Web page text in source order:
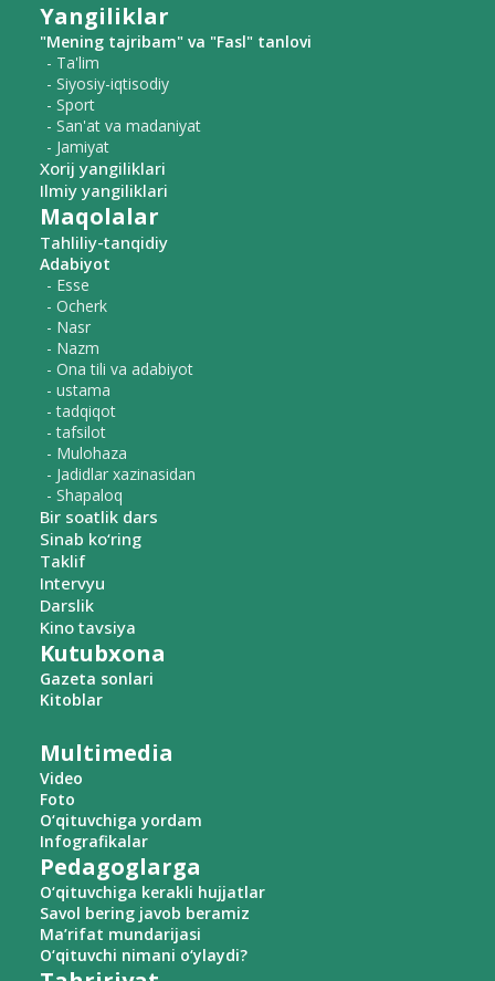
Yangiliklar
"Mening tajribam" va "Fasl" tanlovi
- Ta'lim
- Siyosiy-iqtisodiy
- Sport
- San'at va madaniyat
- Jamiyat
Xorij yangiliklari
Ilmiy yangiliklari
Maqolalar
Tahliliy-tanqidiy
Adabiyot
- Esse
- Ocherk
- Nasr
- Nazm
- Ona tili va adabiyot
- ustama
- tadqiqot
- tafsilot
- Mulohaza
- Jadidlar xazinasidan
- Shapaloq
Bir soatlik dars
Sinab ko‘ring
Taklif
Intervyu
Darslik
Kino tavsiya
Kutubxona
Gazeta sonlari
Kitoblar
Multimedia
Video
Foto
O‘qituvchiga yordam
Infografikalar
Pedagoglarga
O‘qituvchiga kerakli hujjatlar
Savol bering javob beramiz
Ma’rifat mundarijasi
O‘qituvchi nimani o‘ylaydi?